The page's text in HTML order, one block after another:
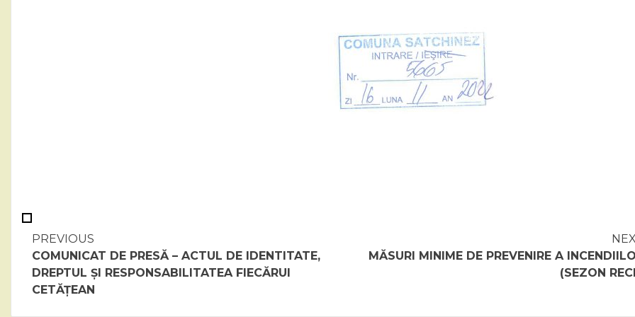
Continue
Reading
PREVIOUS
COMUNICAT DE PRESĂ – ACTUL DE IDENTITATE,
DREPTUL ȘI RESPONSABILITATEA FIECĂRUI
CETĂȚEAN
MĂSURI MINIME DE PREVENIRE A
(SEZON